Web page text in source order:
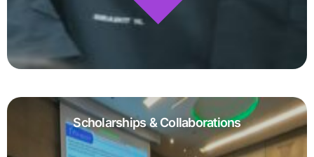
Scholarships & Collaborations